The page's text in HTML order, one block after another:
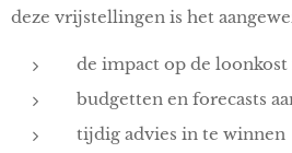
deze vrijstellingen is het
de impact op de
budgetten en forecasts
tijdig advies in te winnen